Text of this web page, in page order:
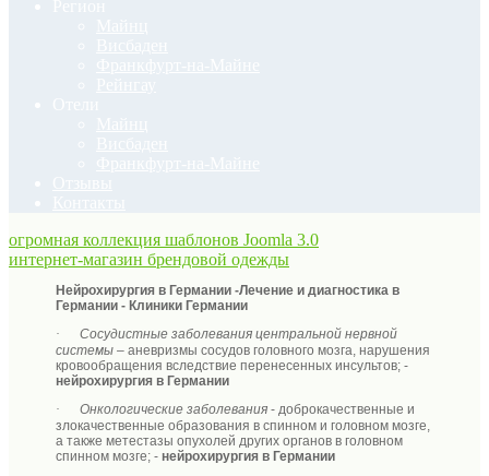
огромная коллекция шаблонов Joomla 3.0
интернет-магазин брендовой одежды
Нейрохирургия в Германии -Лечение и диагностика в
Германии - Клиники Германии
·
Сосудистные заболевания центральной нервной
системы –аневризмы сосудов головного мозга, нарушения
кровообращения вследствие перенесенных инсультов; -
нейрохирургия в Германии
·
Онкологические заболевания - доброкачественные и
злокачественные образования в спинном и головном мозге,
а также метестазы опухолей других органов в головном
спинном мозге; -нейрохирургия в Германии